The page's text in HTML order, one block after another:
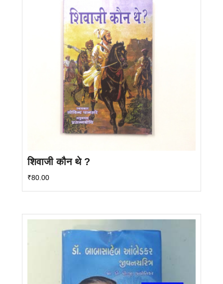
शिवाजी कौन थे ?
₹80.00